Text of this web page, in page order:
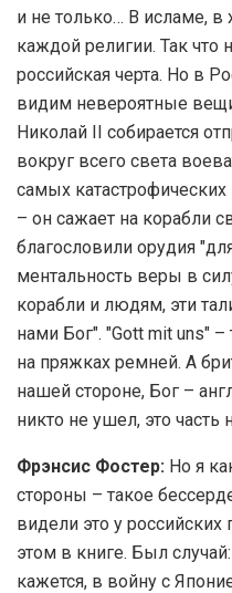
и не только… В исламе, в
каждой религии. Так что
российская черта. Но в
видим невероятные
Николай II собирается
вокруг всего света
самых
– он сажает на корабли
благословили орудия
ментальность веры в
корабли и людям, эти
нами Бог". "Gott mit uns"
на пряжках ремней. А
нашей стороне, Бог –
никто не ушел, это часть
Фрэнсис Фостер: Но я
стороны – такое
видели это у
этом в книге. Был
кажется, в войну с